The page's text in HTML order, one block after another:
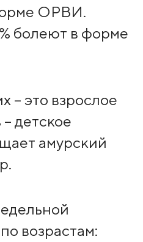
ОРВИ.
болеют в форме
– это взрослое
– детское
амурский
возрастам: